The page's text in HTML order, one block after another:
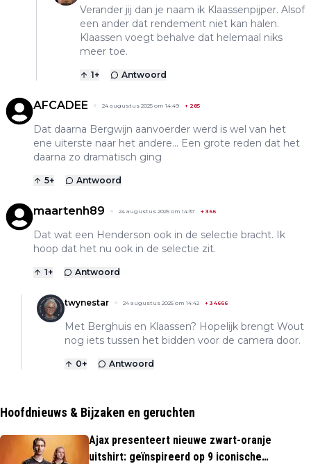
Verander jij dan je naam ik Klaassenpijper. Alsof
een ander dat rendement niet kan halen.
Klaassen voegt behalve dat helemaal niks
meer toe.
1+ Antwoord
AFCADEE 24 augustus 2025 om 14:49 + 285
Dat daarna Bergwijn aanvoerder werd is wel van het
ene uiterste naar het andere... Een grote reden dat het
daarna zo dramatisch ging
5+ Antwoord
maartenh89 24 augustus 2025 om 14:37 + 366
Dat wat een Henderson ook in de selectie bracht. Ik
hoop dat het nu ook in de selectie zit.
1+ Antwoord
twynestar 24 augustus 2025 om 14:42 + 34666
Met Berghuis en Klaassen? Hopelijk brengt Wout
nog iets tussen het bidden voor de camera door.
0+ Antwoord
Hoofdnieuws & Bijzaken en geruchten
Ajax presenteert nieuwe zwart-oranje
uitshirt: geïnspireerd op 9 iconische